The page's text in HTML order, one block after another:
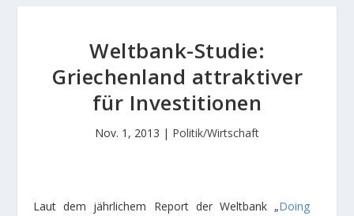
Weltbank-Studie:
Griechenland attraktiver
für Investitionen
Nov. 1, 2013 | Politik/Wirtschaft
Laut dem jährlichem Report der Weltbank „Doing